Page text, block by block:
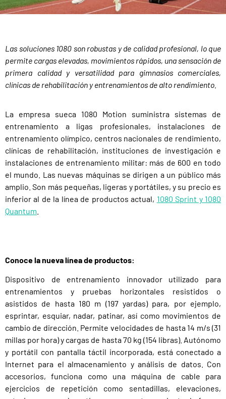
Las soluciones 1080 son robustas y de calidad profesional, lo que
permite cargas elevadas, movimientos rápidos, una sensación de
primera calidad y versatilidad para gimnasios comerciales,
clínicas de rehabilitación y entrenamientos de alto rendimiento.
La empresa sueca 1080 Motion suministra sistemas de
entrenamiento a ligas profesionales, instalaciones de
entrenamiento olímpico, centros nacionales de rendimiento,
clínicas de rehabilitación, instituciones de investigación e
instalaciones de entrenamiento militar: más de 600 en todo
el mundo. Las nuevas máquinas se dirigen a un público más
amplio. Son más pequeñas, ligeras y portátiles, y su precio es
inferior al de la línea de productos actual, 1080 Sprint y 1080
Quantum
Conoce la nueva línea de productos:
Dispositivo de entrenamiento innovador utilizado para
entrenamientos y pruebas horizontales resistidos o
asistidos de hasta 180 m (197 yardas) para, por ejemplo,
esprintar, esquiar, nadar, patinar, así como movimientos de
cambio de dirección. Permite velocidades de hasta 14 m/s (31
millas por hora) y cargas de hasta 70 kg (154 libras). Autónomo
y portátil con pantalla táctil incorporada, está conectado a
Internet para el almacenamiento y análisis de datos. Con
accesorios, funciona como una máquina de cable para
ejercicios de repetición como sentadillas, elevaciones,